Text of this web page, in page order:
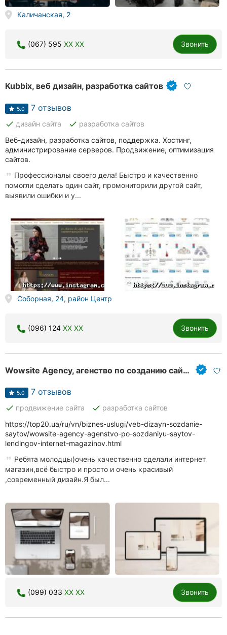
Каличанская, 2
(067) 595 XX XX Звонить
Kubbix, веб дизайн, разработка сайтов
5.0 7 отзывов
done дизайн сайта done разработка сайтов
Веб-дизайн, разработка сайтов, поддержка. Хостинг,
администрирование серверов. Продвижение, оптимизация
сайтов.
Профессионалы своего дела! Быстро и качественно
помогли сделать один сайт, промониторили другой сайт,
выявили ошибки и у...
Соборная, 24, район Центр
(096) 124 XX XX Звонить
Wowsite Agency, агенство по созданию сайтов, лендингов, интернет-магазинов
5.0 7 отзывов
done продвижение сайта done разработка сайтов
https://top20.ua/ru/vn/biznes-uslugi/veb-dizayn-sozdanie-
saytov/wowsite-agency-agenstvo-po-sozdaniyu-saytov-
lendingov-internet-magazinov.html
Ребята молодцы)очень качественно сделали интернет
магазин,всё быстро и просто и очень красивый
,современный дизайн.Я был...
(099) 033 XX XX Звонить